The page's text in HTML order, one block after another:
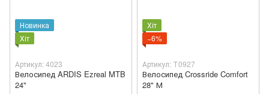
Новинка
Хіт
Артикул: 4023
Велосипед ARDIS Ezreal MTB
24"
Хіт
−6%
Артикул: Т0927
Велосипед Crossride Comfort
28" М